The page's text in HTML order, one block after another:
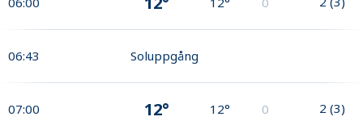
06:43 Soluppgång
07:00 12° 12° 0 2 (3)